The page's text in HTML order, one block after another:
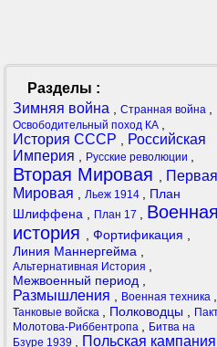
Разделы :
Зимняя война
Странная война
Освободительный поход КА
История СССР
Российская
Империя
Русские революции
Вторая Мировая
Первая
Мировая
Льеж 1914
План
Шлиффена
План 17
Военная
история
Фортификация
Линия Маннергейма
Альтернативная История
Межвоенный период
Размышления Военная техника
Танковые войска Полководцы
Молотова-Риббентропа
Битва на
Бзуре 1939
Польская кампания